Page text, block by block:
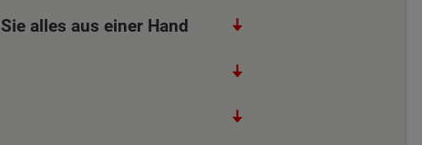
alles aus einer Hand